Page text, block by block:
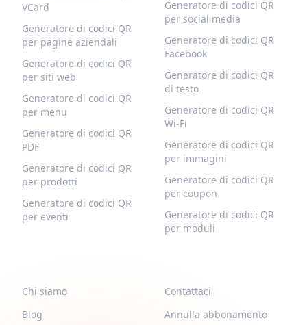
VCard
Generatore di codici QR
per pagine aziendali
Generatore di codici QR
per siti web
Generatore di codici QR
per menu
Generatore di codici QR
PDF
Generatore di codici QR
per prodotti
Generatore di codici QR
per eventi
Generatore di codici QR
per social media
Generatore di codici QR
Facebook
Generatore di codici QR
di testo
Generatore di codici QR
Wi-Fi
Generatore di codici QR
per immagini
Generatore di codici QR
per coupon
Generatore di codici QR
per moduli
Chi siamo
Blog
Contattaci
Annulla abbonamento